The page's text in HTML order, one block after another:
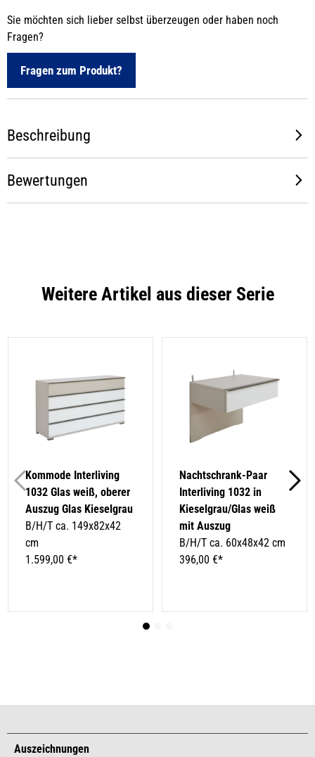
Sie möchten sich lieber selbst überzeugen oder haben noch
Fragen?
Fragen zum Produkt?
Beschreibung
Bewertungen
Weitere Artikel aus dieser Serie
Kommode Interliving
1032 Glas weiß, oberer
Auszug Glas Kieselgrau
B/H/T ca. 149x82x42
cm
1.599,00 €*
Nachtschrank-Paar
Interliving 1032 in
Kieselgrau/Glas weiß
mit Auszug
B/H/T ca. 60x48x42 cm
396,00 €*
Auszeichnungen